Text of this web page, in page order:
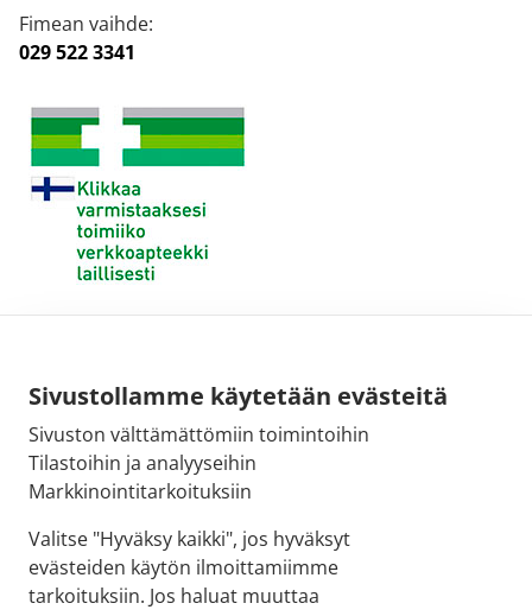
Sivustollamme käytetään evästeitä
Sivuston välttämättömiin toimintoihin
Tilastoihin ja analyyseihin
Markkinointitarkoituksiin
Valitse "Hyväksy kaikki", jos hyväksyt
evästeiden käytön ilmoittamiimme
tarkoituksiin. Jos haluat muuttaa
Fimean vaihde:
029 522 3341